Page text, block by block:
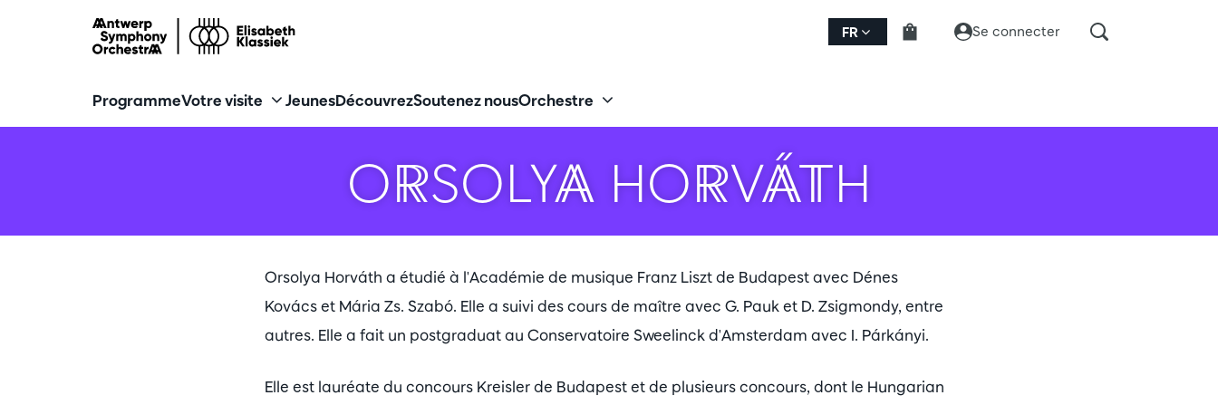
FR Se connecter
ProgrammeVotre visite JeunesDécouvrezSoutenez nousOrchestre
ORSOLYA HORVÁTH
Orsolya Horváth a étudié à l'Académie de musique Franz Liszt de Budapest avec Dénes
Kovács et Mária Zs. Szabó. Elle a suivi des cours de maître avec G. Pauk et D. Zsigmondy, entre
autres. Elle a fait un postgraduat au Conservatoire Sweelinck d'Amsterdam avec I. Párkányi.
Elle est lauréate du concours Kreisler de Budapest et de plusieurs concours, dont le Hungarian